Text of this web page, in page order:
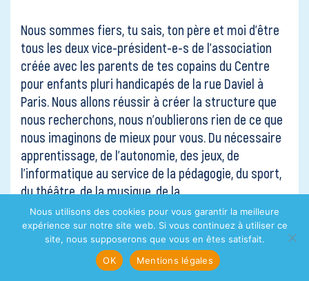
Nous sommes fiers, tu sais, ton père et moi d’être
tous les deux vice-président-e-s de l’association
créée avec les parents de tes copains du Centre
pour enfants pluri handicapés de la rue Daviel à
Paris. Nous allons réussir à créer la structure que
nous recherchons, nous n’oublierons rien de ce que
nous imaginons de mieux pour vous. Du nécessaire
apprentissage, de l’autonomie, des jeux, de
l’informatique au service de la pédagogie, du sport,
du théâtre, de la musique, de la
sculpture, des animaux, des fleurs, des fruits, du
beau. Très concrètement, il s’agit de mettre à votre
disposition tous les outils et les filières qui
faciliteront votre accès à la société et au monde.
Nous utilisons des cookies pour vous garantir la meilleure
expérience sur notre site web. Si vous continuez à utiliser ce
site, nous supposerons que vous en êtes satisfait.
OK
Mentions légales